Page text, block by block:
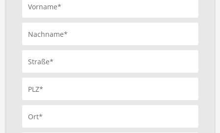
Vorname*
Nachname*
Straße*
PLZ*
Ort*